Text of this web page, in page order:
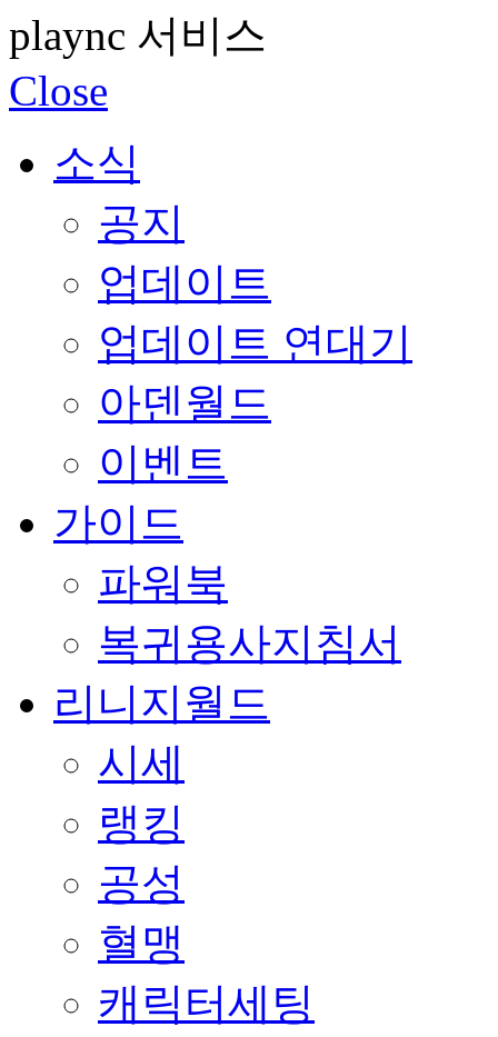
plaync 서비스
Close
소식
공지
업데이트
업데이트 연대기
아덴월드
이벤트
가이드
파워북
복귀용사지침서
리니지월드
시세
랭킹
공성
혈맹
캐릭터세팅